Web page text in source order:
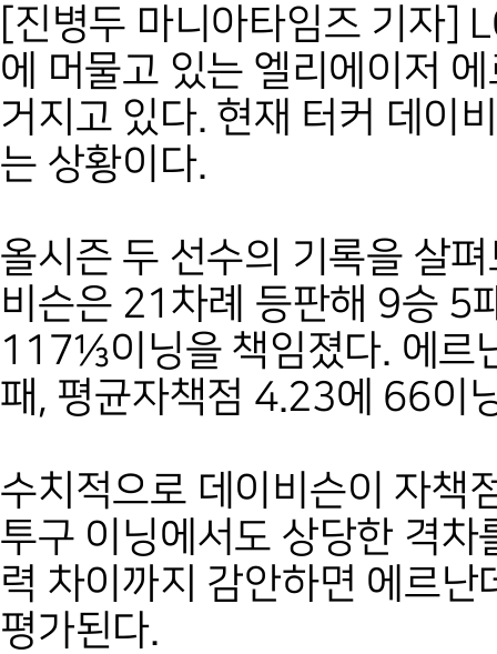
[진병두 마니아타임즈 기자]
에 머물고 있는 엘리에이저
거지고 있다. 현재 터커 데이
는 상황이다.
올시즌 두 선수의 기록을 살
비슨은 21차례 등판해 9승 5
117⅓이닝을 책임졌다. 에르
패, 평균자책점 4.23에 66이
수치적으로 데이비슨이 자책
투구 이닝에서도 상당한 격
력 차이까지 감안하면 에르
평가된다.